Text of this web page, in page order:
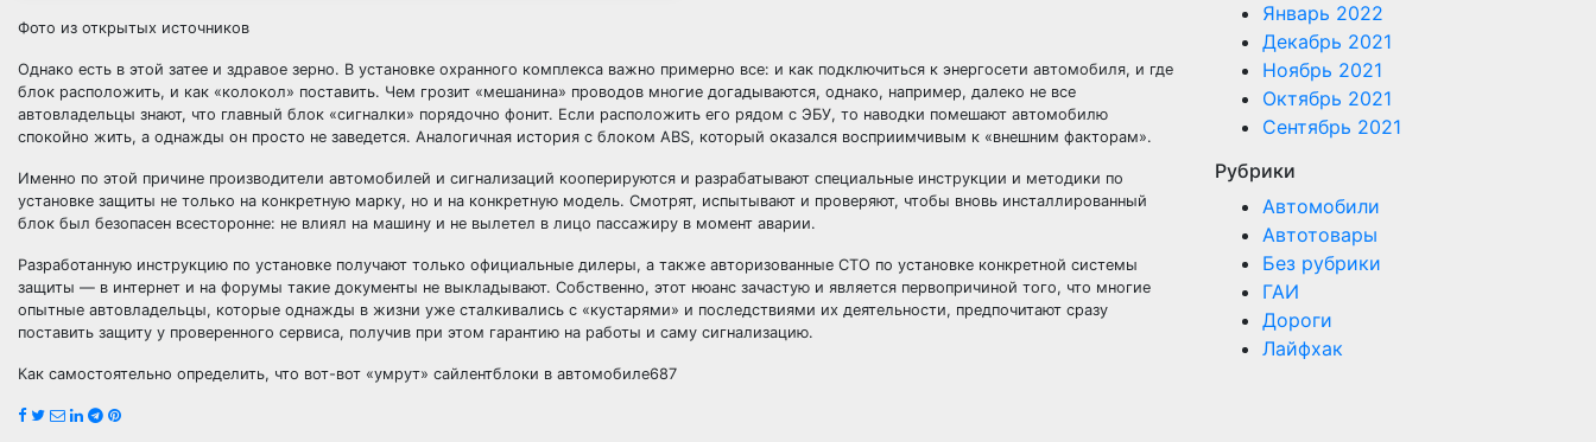
Фото из открытых источников
​Однако есть в этой затее и здравое зерно. В установке охранного комплекса важно примерно все: и как подключиться к энергосети автомобиля, и где
блок расположить, и как «колокол» поставить. Чем грозит «мешанина» проводов многие догадываются, однако, например, далеко не все
автовладельцы знают, что главный блок «сигналки» порядочно фонит. Если расположить его рядом с ЭБУ, то наводки помешают автомобилю
спокойно жить, а однажды он просто не заведется. Аналогичная история с блоком ABS, который оказался восприимчивым к «внешним факторам».
Именно по этой причине производители автомобилей и сигнализаций кооперируются и разрабатывают специальные инструкции и методики по
установке защиты не только на конкретную марку, но и на конкретную модель. Смотрят, испытывают и проверяют, чтобы вновь инсталлированный
блок был безопасен всесторонне: не влиял на машину и не вылетел в лицо пассажиру в момент аварии.
Разработанную инструкцию по установке получают только официальные дилеры, а также авторизованные СТО по установке конкретной системы
защиты — в интернет и на форумы такие документы не выкладывают. Собственно, этот нюанс зачастую и является первопричиной того, что многие
опытные автовладельцы, которые однажды в жизни уже сталкивались с «кустарями» и последствиями их деятельности, предпочитают сразу
поставить защиту у проверенного сервиса, получив при этом гарантию на работы и саму сигнализацию.
Как самостоятельно определить, что вот-вот «умрут» сайлентблоки в автомобиле687
Январь 2022
Декабрь 2021
Ноябрь 2021
Октябрь 2021
Сентябрь 2021
Рубрики
Автомобили
Автотовары
Без рубрики
ГАИ
Дороги
Лайфхак